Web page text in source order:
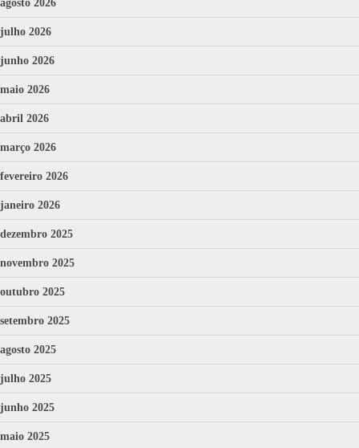
agosto 2026
julho 2026
junho 2026
maio 2026
abril 2026
março 2026
fevereiro 2026
janeiro 2026
dezembro 2025
novembro 2025
outubro 2025
setembro 2025
agosto 2025
julho 2025
junho 2025
maio 2025